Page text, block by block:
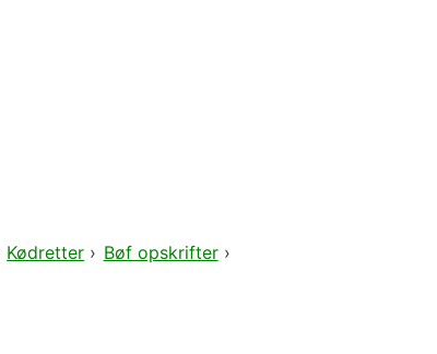
Kødretter › Bøf opskrifter›